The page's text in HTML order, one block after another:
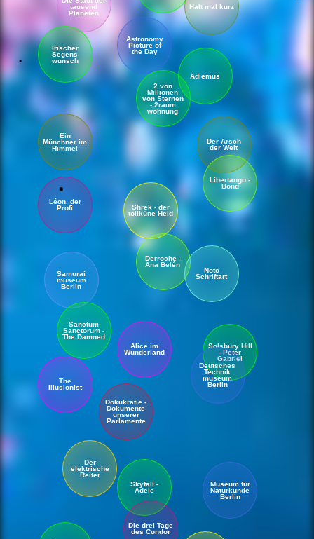
tausend
Planeten
Halt mal kurz
Irischer
Segens
wunsch
Astronomy
Picture of
the Day
Adiemus
Ein
Münchner im
Himmel
2 von
Millionen
von Sternen
- 2raum
wohnung
Der Arsch
der Welt
Léon, der
Profi
Shrek - der
tollküne Held
Libertango -
Bond
Samurai
museum
Berlin
Derroche -
Ana Belén
Noto
Schriftart
Sanctum
Sanctorum -
The Damned
Alice im
Wunderland
Solsbury Hill
- Peter
Gabriel
The
Illusionist
Dokukratie -
Dokumente
unserer
Parlamente
Deutsches
Technik
museum
Berlin
Der
elektrische
Reiter
Skyfall -
Adele
Museum für
Naturkunde
Berlin
Die drei Tage
des Condor